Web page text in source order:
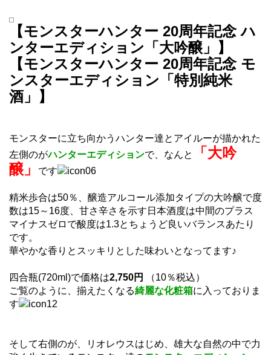
【モンスターハンター 20周年記念 ハ
ンターエディション「大吟醸」】
【モンスターハンター 20周年記念 モ
ンスターエディション「特別純米
酒」】
モンスターに立ち向かうハンター達とアイルーが描かれた
左側のがハンターエディションで、なんと
「大吟
醸」
です
精米歩合は50％、醸造アルコール添加タイプの大吟醸で度
数は15～16度、甘さ辛さを示す日本酒度は中間のプラス
マイナスゼロで酸度は1.3とちょうど良いバランスあたり
です。
華やかな香りとスッキリとした味わいとなってます♪
四合瓶(720ml)で価格は2,750円
（10％税込）
ご覧のように、揃えたくなる綺麗な化粧箱に入っておりま
す
そして右側のが、リオレウスはじめ、雄大な自然の中で力